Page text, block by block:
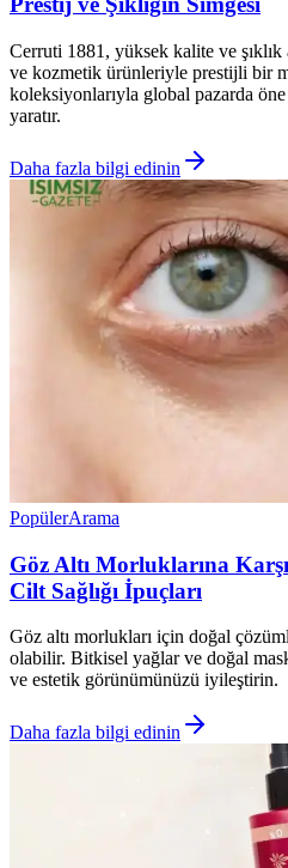
Cerruti 1881, yüksek kalite ve şıklık
ve kozmetik ürünleriyle prestijli bir
koleksiyonlarıyla global pazarda
yaratır.
Daha fazla bilgi edinin
PopülerArama
Göz Altı Morluklarına
Cilt Sağlığı İpuçları
Göz altı morlukları için doğal
olabilir. Bitkisel yağlar ve doğal
ve estetik görünümünüzü iyileştirin.
Daha fazla bilgi edinin